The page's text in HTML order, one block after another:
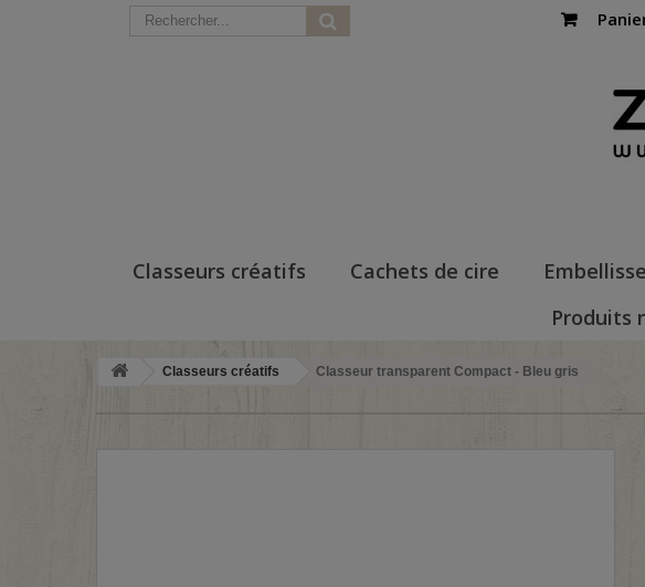
Classeurs créatifs Cachets de cire
Produits
Classeurs créatifs Classeur transparent Compact - Bleu gris